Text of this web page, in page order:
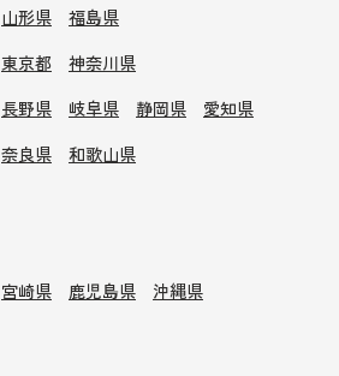
山形県 福島県
東京都 神奈川県
長野県 岐阜県 静岡県 愛知県
奈良県 和歌山県
宮崎県 鹿児島県 沖縄県